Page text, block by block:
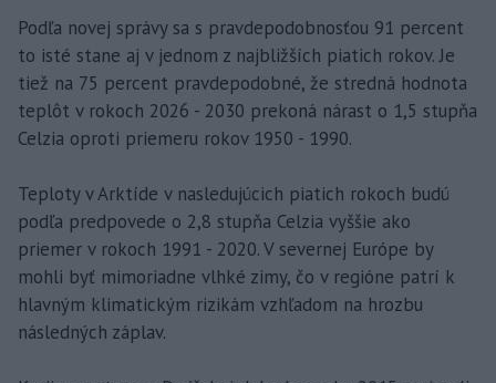
Podľa novej správy sa s pravdepodobnosťou 91 percent
to isté stane aj v jednom z najbližších piatich rokov. Je
tiež na 75 percent pravdepodobné, že stredná hodnota
teplôt v rokoch 2026 - 2030 prekoná nárast o 1,5 stupňa
Celzia oproti priemeru rokov 1950 - 1990.
Teploty v Arktíde v nasledujúcich piatich rokoch budú
podľa predpovede o 2,8 stupňa Celzia vyššie ako
priemer v rokoch 1991 - 2020. V severnej Európe by
mohli byť mimoriadne vlhké zimy, čo v regióne patrí k
hlavným klimatickým rizikám vzhľadom na hrozbu
následných záplav.